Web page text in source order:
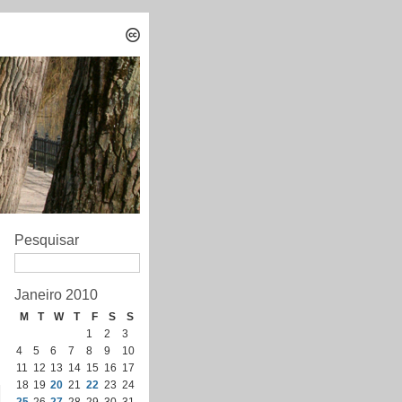
Pesquisar
Janeiro 2010
M T W T F S S
1 2
3
4
5 6 7 8 9
10
11 12 13 14 15 16 17
18 19 20 21 22 23 24